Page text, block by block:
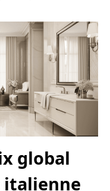
global
italienne